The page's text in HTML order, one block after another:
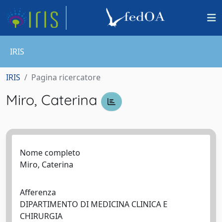
IRIS
IRIS Pagina ricercatore
Miro, Caterina
Nome completo
Miro, Caterina
Afferenza
DIPARTIMENTO DI MEDICINA CLINICA E
CHIRURGIA